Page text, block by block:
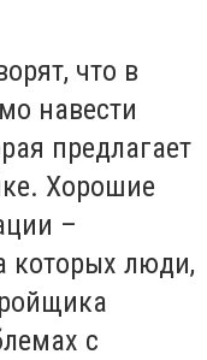
что в
навести
предлагает
Хорошие
–
которых люди,
с